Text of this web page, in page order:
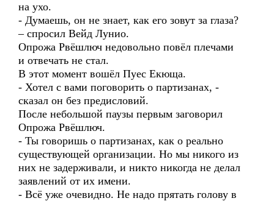
на ухо.
- Думаешь, он не знает, как его зовут за глаза?
– спросил Вейд Лунио.
Опрожа Рвёшлюч недовольно повёл плечами
и отвечать не стал.
В этот момент вошёл Пуес Екюща.
- Хотел с вами поговорить о партизанах, -
сказал он без предисловий.
После небольшой паузы первым заговорил
Опрожа Рвёшлюч.
- Ты говоришь о партизанах, как о реально
существующей организации. Но мы никого из
них не задерживали, и никто никогда не делал
заявлений от их имени.
- Всё уже очевидно. Не надо прятать голову в